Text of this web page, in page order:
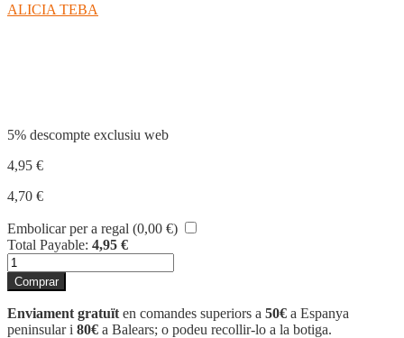
ALICIA TEBA
5% descompte exclusiu web
4,95 €
4,70 €
Embolicar per a regal (0,00 €)
Total Payable: 4,95 €
quantitat
de
COLOREA
TU
VERANO
Comprar
Enviament gratuït en comandes superiors a 50€ a Espanya
peninsular i 80€ a Balears; o podeu recollir-lo a la botiga.